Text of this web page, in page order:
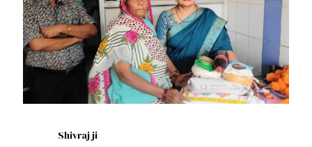
Shivraj ji